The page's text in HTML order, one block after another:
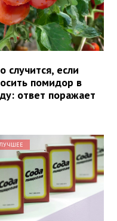
случится, если
помидор в
ответ поражает